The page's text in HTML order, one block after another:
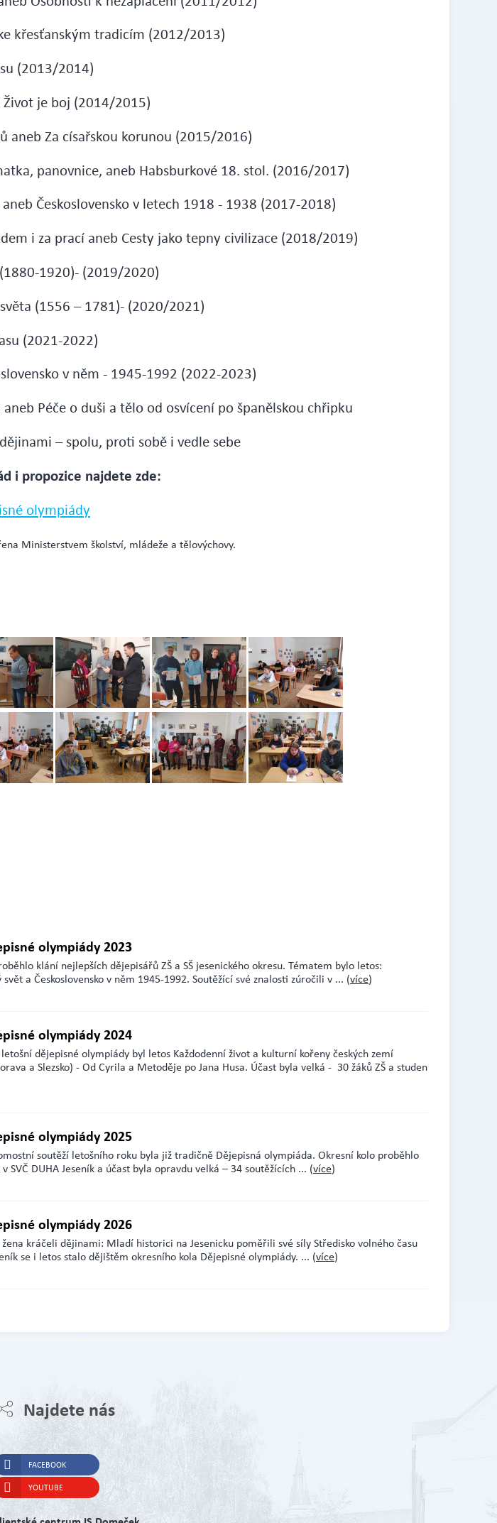
křesťanským tradicím (2012/2013)
(2013/2014)
Život je boj (2014/2015)
aneb Za císařskou korunou (2015/2016)
panovnice, aneb Habsburkové 18. stol. (2016/2017)
Československo v letech 1918 - 1938 (2017-2018)
i za prací aneb Cesty jako tepny civilizace (2018/2019)
1920)- (2019/2020)
(1556 – 1781)- (2020/2021)
(2021-2022)
v něm - 1945-1992 (2022-2023)
Péče o duši a tělo od osvícení po španělskou chřipku
– spolu, proti sobě i vedle sebe
i propozice najdete zde:
olympiády
Ministerstvem školství, mládeže a tělovýchovy.
olympiády 2023
klání nejlepších dějepisářů ZŠ a SŠ jesenického okresu. Tématem bylo letos:
svět a Československo v něm 1945-1992. Soutěžící své znalosti zúročili v ... (více)
olympiády 2024
dějepisné olympiády byl letos Každodenní život a kulturní kořeny českých zemí
a Slezsko) - Od Cyrila a Metoděje po Jana Husa. Účast byla velká - 30 žáků ZŠ a studen
olympiády 2025
soutěží letošního roku byla již tradičně Dějepisná olympiáda. Okresní kolo proběhlo
SVČ DUHA Jeseník a účast byla opravdu velká – 34 soutěžících ... (více)
olympiády 2026
žena kráčeli dějinami: Mladí historici na Jesenicku poměřili své síly Středisko volného času
se i letos stalo dějištěm okresního kola Dějepisné olympiády. ... (více)
Najdete nás
FACEBOOK
YOUTUBE